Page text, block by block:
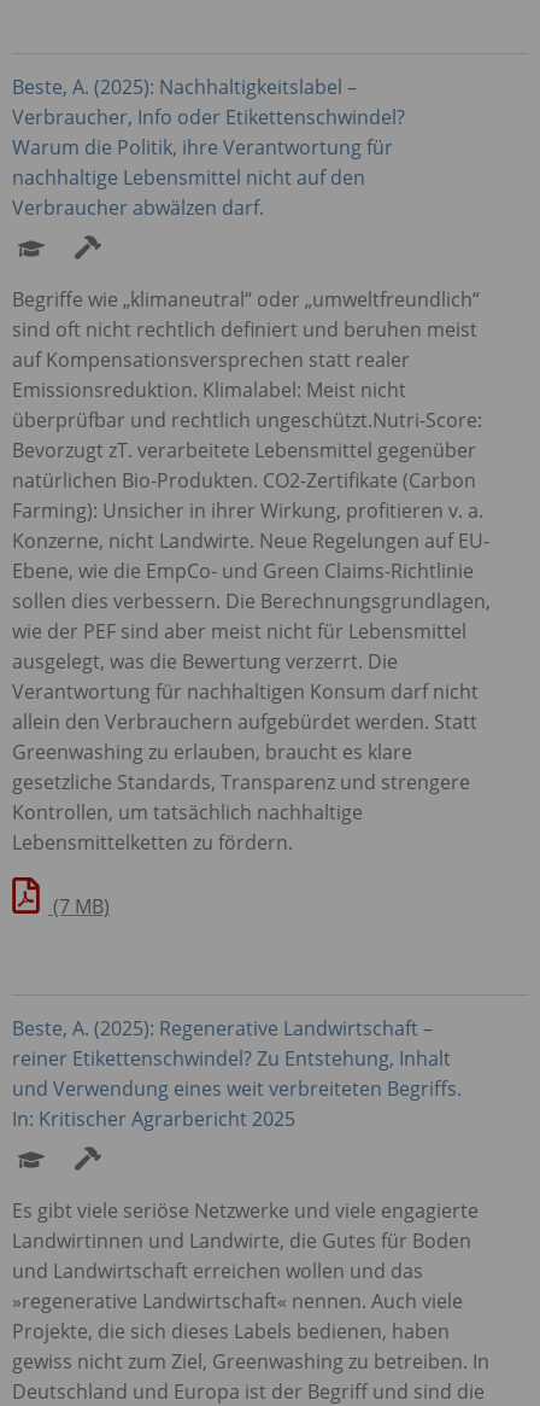
Beste, A. (2025): Nachhaltigkeitslabel –
Verbraucher, Info oder Etikettenschwindel?
Warum die Politik, ihre Verantwortung für
nachhaltige Lebensmittel nicht auf den
Verbraucher abwälzen darf.
Begriffe wie „klimaneutral“ oder „umweltfreundlich“
sind oft nicht rechtlich definiert und beruhen meist
auf Kompensationsversprechen statt realer
Emissionsreduktion. Klimalabel: Meist nicht
überprüfbar und rechtlich ungeschützt.Nutri-Score:
Bevorzugt zT. verarbeitete Lebensmittel gegenüber
natürlichen Bio-Produkten. CO2-Zertifikate (Carbon
Farming): Unsicher in ihrer Wirkung, profitieren v. a.
Konzerne, nicht Landwirte. Neue Regelungen auf EU-
Ebene, wie die EmpCo- und Green Claims-Richtlinie
sollen dies verbessern. Die Berechnungsgrundlagen,
wie der PEF sind aber meist nicht für Lebensmittel
ausgelegt, was die Bewertung verzerrt. Die
Verantwortung für nachhaltigen Konsum darf nicht
allein den Verbrauchern aufgebürdet werden. Statt
Greenwashing zu erlauben, braucht es klare
gesetzliche Standards, Transparenz und strengere
Kontrollen, um tatsächlich nachhaltige
Lebensmittelketten zu fördern.
(7 MB)
Beste, A. (2025): Regenerative Landwirtschaft –
reiner Etikettenschwindel? Zu Entstehung, Inhalt
und Verwendung eines weit verbreiteten Begriffs.
In: Kritischer Agrarbericht 2025
Es gibt viele seriöse Netzwerke und viele engagierte
Landwirtinnen und Landwirte, die Gutes für Boden
und Landwirtschaft erreichen wollen und das
»regenerative Landwirtschaft« nennen. Auch viele
Projekte, die sich dieses Labels bedienen, haben
gewiss nicht zum Ziel, Greenwashing zu betreiben. In
Deutschland und Europa ist der Begriff und sind die